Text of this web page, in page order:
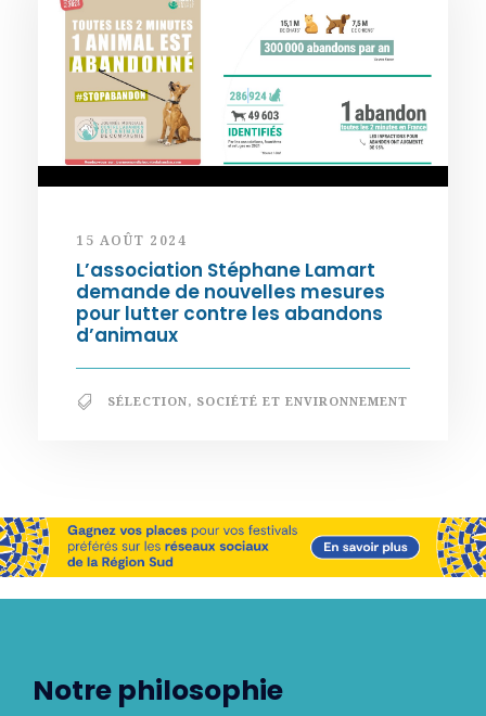
15 AOÛT 2024
L’association Stéphane Lamart
demande de nouvelles mesures
pour lutter contre les abandons
d’animaux
SÉLECTION, SOCIÉTÉ ET ENVIRONNEMENT
Notre philosophie